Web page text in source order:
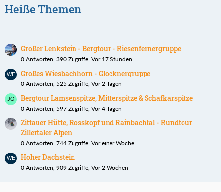
Heiße Themen
Großer Lenkstein - Bergtour - Riesenfernergruppe
0 Antworten, 390 Zugriffe, Vor 17 Stunden
Großes Wiesbachhorn - Glocknergruppe
0 Antworten, 525 Zugriffe, Vor 2 Tagen
Bergtour Lamsenspitze, Mitterspitze & Schafkarspitze
0 Antworten, 597 Zugriffe, Vor 4 Tagen
Zittauer Hütte, Rosskopf und Rainbachtal - Rundtour
Zillertaler Alpen
0 Antworten, 744 Zugriffe, Vor einer Woche
Hoher Dachstein
0 Antworten, 909 Zugriffe, Vor 2 Wochen